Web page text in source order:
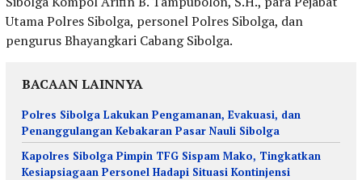
Utama Polres Sibolga, personel Polres Sibolga, dan
pengurus Bhayangkari Cabang Sibolga.
BACAAN LAINNYA
Polres Sibolga Lakukan Pengamanan, Evakuasi, dan
Penanggulangan Kebakaran Pasar Nauli Sibolga
Kapolres Sibolga Pimpin TFG Sispam Mako, Tingkatkan
Kesiapsiagaan Personel Hadapi Situasi Kontinjensi